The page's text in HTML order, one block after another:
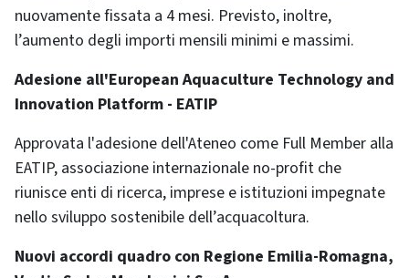
nuovamente fissata a 4 mesi. Previsto, inoltre,
l’aumento degli importi mensili minimi e massimi.
Adesione all'European Aquaculture Technology and
Innovation Platform - EATIP
Approvata l'adesione dell'Ateneo come Full Member alla
EATIP, associazione internazionale no-profit che
riunisce enti di ricerca, imprese e istituzioni impegnate
nello sviluppo sostenibile dell’acquacoltura.
Nuovi accordi quadro con Regione Emilia-Romagna,